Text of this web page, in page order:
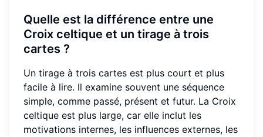
Quelle est la différence entre une
Croix celtique et un tirage à trois
cartes ?
Un tirage à trois cartes est plus court et plus
facile à lire. Il examine souvent une séquence
simple, comme passé, présent et futur. La Croix
celtique est plus large, car elle inclut les
motivations internes, les influences externes, les